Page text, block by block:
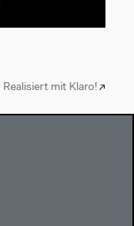
Realisiert mit Klaro!